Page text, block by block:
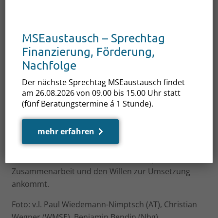
in MSE wie Energieberater und touristische
Unternehmen.
Von Projektentwicklung und Planung über
Finanzierung, Bau und Betrieb bis hin zu
Revitalisierung, Rückbau und Nachnutzung – bei
der REA kamen Innovationen, Trends, Netzwerke
und die Beteiligten aus Politik und Bauwirtschaft
zusammen, um Projekte schneller, wirtschaftlicher
und nachhaltiger zu realisieren. Weil es in der Bau-
Zusammenarbeit und den Willen zur Umsetzung
ankommt.
Foto: v.l. Paul Wiedemann-Nimptsch (AT), Christian
MSEaustausch – Sprechtag
Finanzierung, Förderung,
Nachfolge
Der nächste Sprechtag MSEaustausch findet
am 26.08.2026 von 09.00 bis 15.00 Uhr statt
(fünf Beratungstermine á 1 Stunde).
mehr erfahren